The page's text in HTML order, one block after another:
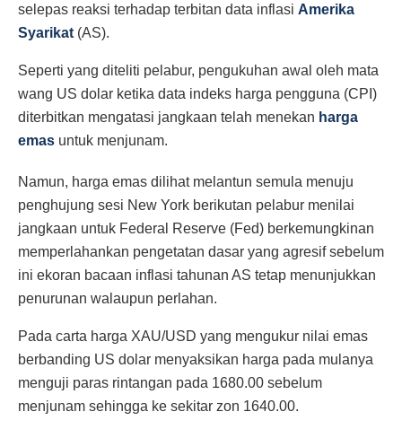
selepas reaksi terhadap terbitan data inflasi Amerika
Syarikat (AS).
Seperti yang diteliti pelabur, pengukuhan awal oleh mata
wang US dolar ketika data indeks harga pengguna (CPI)
diterbitkan mengatasi jangkaan telah menekan harga
emas untuk menjunam.
Namun, harga emas dilihat melantun semula menuju
penghujung sesi New York berikutan pelabur menilai
jangkaan untuk Federal Reserve (Fed) berkemungkinan
memperlahankan pengetatan dasar yang agresif sebelum
ini ekoran bacaan inflasi tahunan AS tetap menunjukkan
penurunan walaupun perlahan.
Pada carta harga XAU/USD yang mengukur nilai emas
berbanding US dolar menyaksikan harga pada mulanya
menguji paras rintangan pada 1680.00 sebelum
menjunam sehingga ke sekitar zon 1640.00.